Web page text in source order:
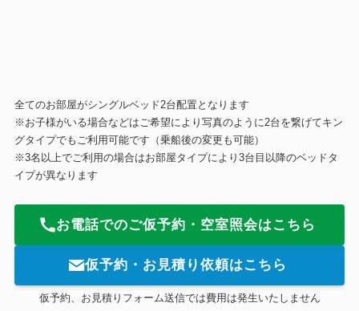
全てのお部屋がシングルベッド2台配置となります
※お子様がいる場合などはご希望により写真のように2台を繋げてキン
グタイプでもご利用可能です（乗船後の変更も可能）
※3名以上でご利用の場合はお部屋タイプにより3台目以降のベッドタ
イプが異なります
お電話でのご仮予約・空室照会はこちら
仮予約・お見積り依頼はこちら
仮予約、お見積りフォーム送信では費用は発生いたしません